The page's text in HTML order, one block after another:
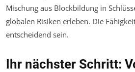
Mischung aus Blockbildung in
globalen Risiken erleben. Die
entscheidend sein.
Ihr nächster Schritt: